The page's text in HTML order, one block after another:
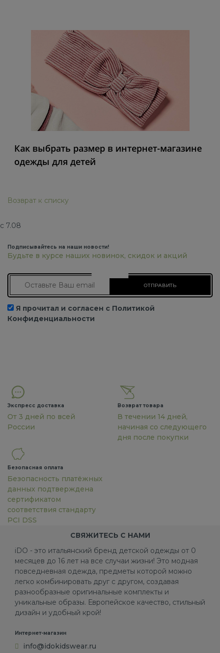
Как выбрать размер в интернет-магазине
одежды для детей
Возврат к списку
с 7.08
Подписывайтесь на наши новости!
Будьте в курсе наших новинок, скидок и акций
Я прочитал и согласен с Политикой
Конфиденциальности
Экспресс доставка
От 3 дней по всей
России
Возврат товара
В течении 14 дней,
начиная со следующего
дня после покупки
Безопасная оплата
Безопасность платёжных
данных подтверждена
сертификатом
соответствия стандарту
PCI DSS
СВЯЖИТЕСЬ С НАМИ
iDO - это итальянский бренд детской одежды от 0
месяцев до 16 лет на все случаи жизни! Это модная
повседневная одежда, предметы которой можно
легко комбинировать друг с другом, создавая
разнообразные оригинальные комплекты и
уникальные образы. Европейское качество, стильный
дизайн и удобный крой!
Интернет-магазин
info@idokidswear.ru